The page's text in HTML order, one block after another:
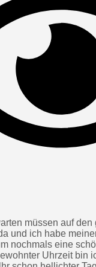
müssen auf den
und ich habe
nochmals eine
Uhrzeit bin